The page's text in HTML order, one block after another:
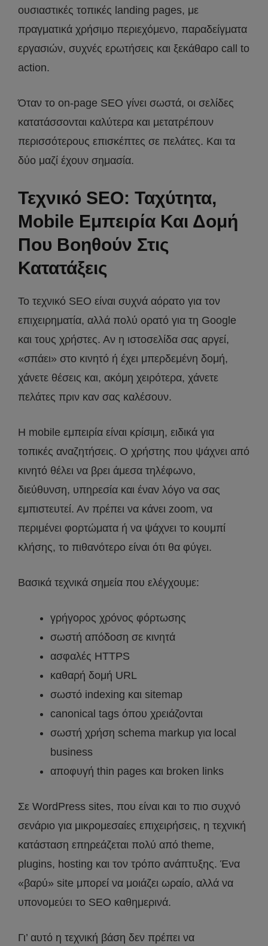
ουσιαστικές τοπικές landing pages, με
πραγματικά χρήσιμο περιεχόμενο, παραδείγματα
εργασιών, συχνές ερωτήσεις και ξεκάθαρο call to
action.
Όταν το on-page SEO γίνει σωστά, οι σελίδες
κατατάσσονται καλύτερα και μετατρέπουν
περισσότερους επισκέπτες σε πελάτες. Και τα
δύο μαζί έχουν σημασία.
Τεχνικό SEO: Ταχύτητα,
Mobile Εμπειρία Και Δομή
Που Βοηθούν Στις
Κατατάξεις
Το τεχνικό SEO είναι συχνά αόρατο για τον
επιχειρηματία, αλλά πολύ ορατό για τη Google
και τους χρήστες. Αν η ιστοσελίδα σας αργεί,
«σπάει» στο κινητό ή έχει μπερδεμένη δομή,
χάνετε θέσεις και, ακόμη χειρότερα, χάνετε
πελάτες πριν καν σας καλέσουν.
Η mobile εμπειρία είναι κρίσιμη, ειδικά για
τοπικές αναζητήσεις. Ο χρήστης που ψάχνει από
κινητό θέλει να βρει άμεσα τηλέφωνο,
διεύθυνση, υπηρεσία και έναν λόγο να σας
εμπιστευτεί. Αν πρέπει να κάνει zoom, να
περιμένει φορτώματα ή να ψάχνει το κουμπί
κλήσης, το πιθανότερο είναι ότι θα φύγει.
Βασικά τεχνικά σημεία που ελέγχουμε:
γρήγορος χρόνος φόρτωσης
σωστή απόδοση σε κινητά
ασφαλές HTTPS
καθαρή δομή URL
σωστό indexing και sitemap
canonical tags όπου χρειάζονται
σωστή χρήση schema markup για local
business
αποφυγή thin pages και broken links
Σε WordPress sites, που είναι και το πιο συχνό
σενάριο για μικρομεσαίες επιχειρήσεις, η τεχνική
κατάσταση επηρεάζεται πολύ από theme,
plugins, hosting και τον τρόπο ανάπτυξης. Ένα
«βαρύ» site μπορεί να μοιάζει ωραίο, αλλά να
υπονομεύει το SEO καθημερινά.
Γι’ αυτό η τεχνική βάση δεν πρέπει να